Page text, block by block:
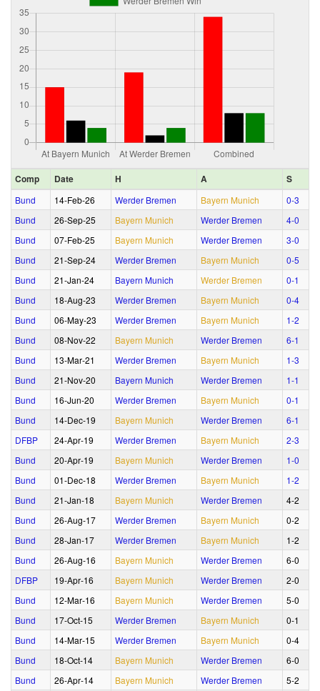
Comp Date H A S
Bund 14‑Feb‑26 Werder Bremen Bayern Munich
0‑3
Bund
26‑Sep‑25 Bayern Munich Werder Bremen
4‑0
Bund
07‑Feb‑25 Bayern Munich Werder Bremen
3‑0
Bund
21‑Sep‑24 Werder Bremen Bayern Munich
0‑5
Bund
21‑Jan‑24 Bayern Munich Werder Bremen
0‑1
Bund
18‑Aug‑23 Werder Bremen Bayern Munich
0‑4
Bund
06‑May‑23 Werder Bremen Bayern Munich
1‑2
Bund
08‑Nov‑22 Bayern Munich Werder Bremen
6‑1
Bund
13‑Mar‑21 Werder Bremen Bayern Munich
1‑3
Bund
21‑Nov‑20 Bayern Munich Werder Bremen
1‑1
Bund
16‑Jun‑20 Werder Bremen Bayern Munich
0‑1
Bund
14‑Dec‑19 Bayern Munich Werder Bremen
6‑1
DFBP
24‑Apr‑19 Werder Bremen Bayern Munich
2‑3
Bund
20‑Apr‑19 Bayern Munich Werder Bremen
1‑0
Bund
01‑Dec‑18 Werder Bremen Bayern Munich
1‑2
Bund
21‑Jan‑18 Bayern Munich Werder Bremen
4‑2
Bund
26‑Aug‑17 Werder Bremen Bayern Munich
0‑2
Bund
28‑Jan‑17 Werder Bremen Bayern Munich
1‑2
Bund
26‑Aug‑16 Bayern Munich Werder Bremen
6‑0
DFBP
19‑Apr‑16 Bayern Munich Werder Bremen
2‑0
Bund
12‑Mar‑16 Bayern Munich Werder Bremen
5‑0
Bund
17‑Oct‑15 Werder Bremen Bayern Munich
0‑1
Bund
14‑Mar‑15 Werder Bremen Bayern Munich
0‑4
Bund
18‑Oct‑14 Bayern Munich Werder Bremen
6‑0
Bund
26‑Apr‑14 Bayern Munich Werder Bremen 5‑2